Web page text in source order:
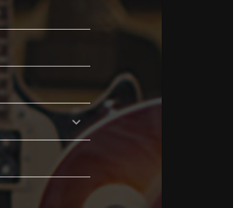
untermenü
öffnen